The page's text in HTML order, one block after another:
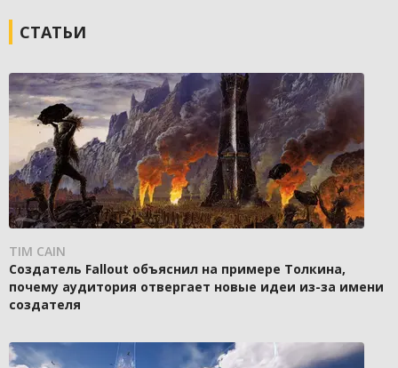
СТАТЬИ
TIM CAIN
Создатель Fallout объяснил на примере Толкина,
почему аудитория отвергает новые идеи из-за имени
создателя